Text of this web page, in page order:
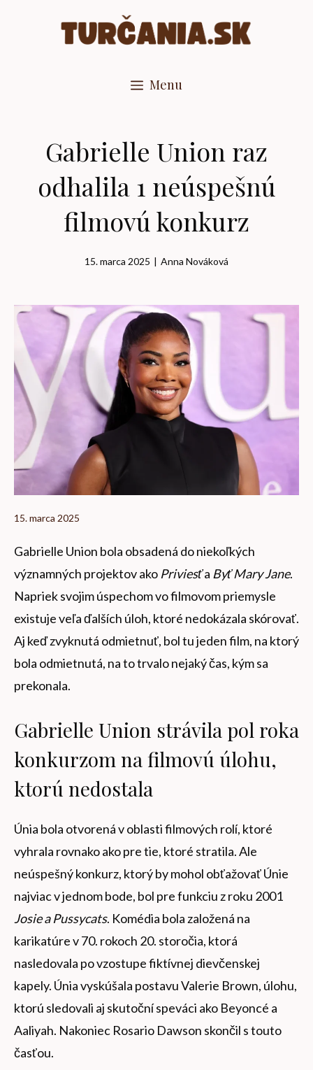
Menu
Gabrielle Union raz
odhalila 1 neúspešnú
filmovú konkurz
15. marca 2025 | Anna Nováková
15. marca 2025
Gabrielle Union bola obsadená do niekoľkých
významných projektov akoPriviesťa Byť Mary Jane.
Napriek svojim úspechom vo filmovom priemysle
existuje veľa ďalších úloh, ktoré nedokázala skórovať.
Aj keď zvyknutá odmietnuť, bol tu jeden film, na ktorý
bola odmietnutá, na to trvalo nejaký čas, kým sa
prekonala.
Gabrielle Union strávila pol roka
konkurzom na filmovú úlohu,
ktorú nedostala
Únia bola otvorená v oblasti filmových rolí, ktoré
vyhrala rovnako ako pre tie, ktoré stratila. Ale
neúspešný konkurz, ktorý by mohol obťažovať Únie
najviac v jednom bode, bol pre funkciu z roku 2001
Josie a Pussycats. Komédia bola založená na
karikatúre v 70. rokoch 20. storočia, ktorá
nasledovala po vzostupe fiktívnej dievčenskej
kapely. Únia vyskúšala postavu Valerie Brown, úlohu,
ktorú sledovali aj skutoční speváci ako Beyoncé a
Aaliyah. Nakoniec Rosario Dawson skončil s touto
časťou.